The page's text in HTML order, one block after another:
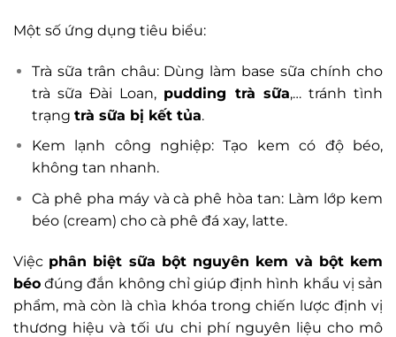
Một số ứng dụng tiêu biểu:
Trà sữa trân châu: Dùng làm base sữa chính cho
trà sữa Đài Loan, pudding trà sữa,… tránh tình
trạng trà sữa bị kết tủa.
Kem lạnh công nghiệp: Tạo kem có độ béo,
không tan nhanh.
Cà phê pha máy và cà phê hòa tan: Làm lớp kem
béo (cream) cho cà phê đá xay, latte.
Việc phân biệt sữa bột nguyên kem và bột kem
béo đúng đắn không chỉ giúp định hình khẩu vị sản
phẩm, mà còn là chìa khóa trong chiến lược định vị
thương hiệu và tối ưu chi phí nguyên liệu cho mô